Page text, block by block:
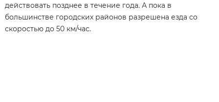
действовать позднее в течение года. А пока в
большинстве городских районов разрешена езда со
скоростью до 50 км/час.